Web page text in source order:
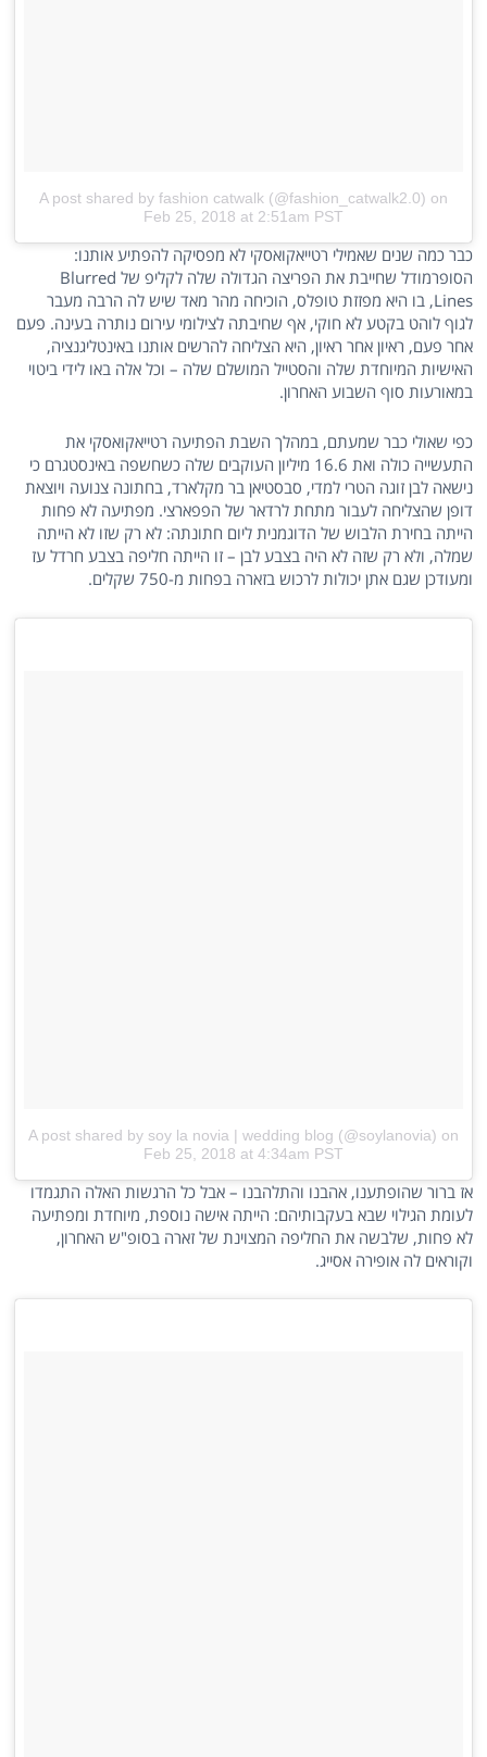
A post shared by fashion catwalk (@fashion_catwalk2.0) on
Feb 25, 2018 at 2:51am PST
כבר כמה שנים שאמילי רטייאקואסקי לא מפסיקה להפתיע אותנו:
הסופרמודל שחייבת את הפריצה הגדולה שלה לקליפ של Blurred
Lines, בו היא מפזזת טופלס, הוכיחה מהר מאד שיש לה הרבה מעבר
לגוף לוהט בקטע לא חוקי, אף שחיבתה לצילומי עירום נותרה בעינה. פעם
אחר פעם, ראיון אחר ראיון, היא הצליחה להרשים אותנו באינטליגנציה,
האישיות המיוחדת שלה והסטייל המושלם שלה – וכל אלה באו לידי ביטוי
במאורעות סוף השבוע האחרון.
כפי שאולי כבר שמעתם, במהלך השבת הפתיעה רטייאקואסקי את
התעשייה כולה ואת 16.6 מיליון העוקבים שלה כשחשפה באינסטגרם כי
נישאה לבן זוגה הטרי למדי, סבסטיאן בר מקלארד, בחתונה צנועה ויוצאת
דופן שהצליחה לעבור מתחת לרדאר של הפפארצי. מפתיעה לא פחות
הייתה בחירת הלבוש של הדוגמנית ליום חתונתה: לא רק שזו לא הייתה
שמלה, ולא רק שזה לא היה בצבע לבן – זו הייתה חליפה בצבע חרדל עז
ומעודכן שגם אתן יכולות לרכוש בזארה בפחות מ-750 שקלים.
A post shared by soy la novia | wedding blog (@soylanovia) on
Feb 25, 2018 at 4:34am PST
אז ברור שהופתענו, אהבנו והתלהבנו – אבל כל הרגשות האלה התגמדו
לעומת הגילוי שבא בעקבותיהם: הייתה אישה נוספת, מיוחדת ומפתיעה
לא פחות, שלבשה את החליפה המצוינת של זארה בסופ"ש האחרון,
וקוראים לה אופירה אסייג.